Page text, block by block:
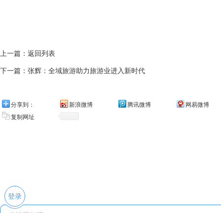
上一篇： 返回列表
下一篇： 张辉：全域旅游助力旅游业进入新时代
分享到： 新浪微博 腾讯微博
网易微博
复制网址
登录